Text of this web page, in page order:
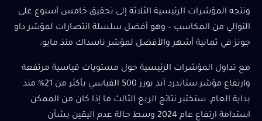
وتتجه المؤشرات الرئيسية الثلاثة إلى تحقيق خامس أسبوع على
التوالي من المكاسب – وهو أفضل سلسلة انتصارات لمؤشر داو
جونز في ثمانية أشهر والأفضل لمؤشر ناسداك منذ مايو.
مع تداول المؤشرات الرئيسية حول مستويات قياسية مرتفعة
وارتفاع مؤشر ستاندرد آند بورز 500 القياسي بأكثر من 21% منذ
بداية العام، ستختبر نتائج الربع الثالث ما إذا كان من الممكن
استدامة ارتفاع عام 2024 وسط حالة عدم اليقين بشأن